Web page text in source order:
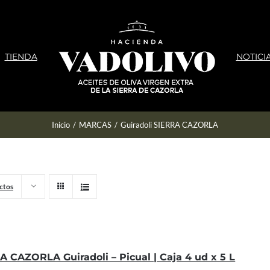
TIENDA
Inicio / MARCAS / Guiradoli SIERRA CAZORLA
CAZORLA Guiradoli – Picual | Caja 4 ud x 5 L